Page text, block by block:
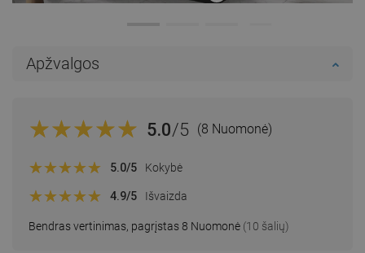
Apžvalgos
5.0/5 (8 Nuomonė)
Bendras vertinimas, pagrįstas 8 Nuomonė (10 šalių)
5.0/5 Kokybė
4.9/5 Išvaizda